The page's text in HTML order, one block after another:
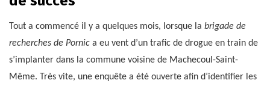
Tout a commencé il y a quelques mois, lorsque la brigade de
recherches de Pornic a eu vent d’un trafic de drogue en train de
s’implanter dans la commune voisine de Machecoul-Saint-
Même. Très vite, une enquête a été ouverte afin d’identifier les